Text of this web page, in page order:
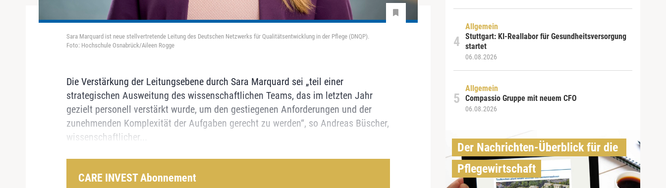
Sara Marquard ist neue stellvertretende Leitung des Deutschen Netzwerks für Qualitätsentwicklung in der Pflege (DNQP).
Foto: Hochschule Osnabrück/Aileen Rogge
Die Verstärkung der Leitungsebene durch Sara Marquard sei „teil einer
strategischen Ausweitung des wissenschaftlichen Teams, das im letzten Jahr
gezielt personell verstärkt wurde, um den gestiegenen Anforderungen und der
zunehmenden Komplexität der Aufgaben gerecht zu werden“, so Andreas Büscher,
wissenschaftlicher...
CARE INVEST Abonnement
Allgemein
Stuttgart: KI-Reallabor für Gesundheitsversorgung
startet
06.08.2026
Allgemein
Compassio Gruppe mit neuem CFO
06.08.2026
Der Nachrichten-Überblick für die
Pflegewirtschaft